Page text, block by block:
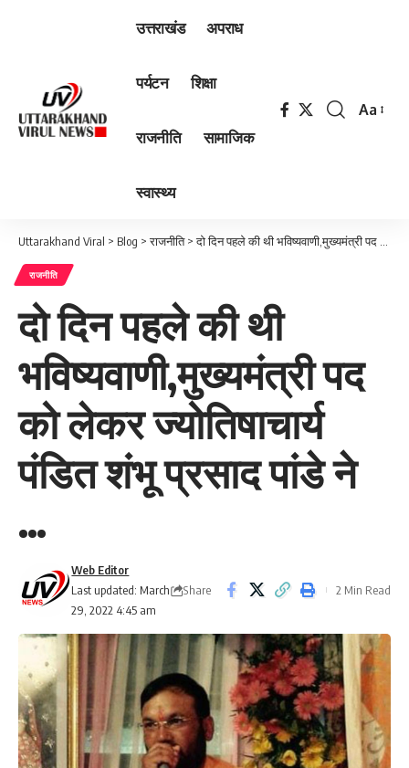
उत्तराखंड अपराध
पर्यटन शिक्षा
राजनीति सामाजिक
स्वास्थ्य
Font
Aa
Uttarakhand Viral > Blog >राजनीति>दो दिन पहले की थी भविष्यवाणी,मुख्यमंत्री पद को लेकर ज्योतिषाचार्य पंडित शंभू प्रसाद पांडे ने …
राजनीति
दो दिन पहले की थी
भविष्यवाणी,मुख्यमंत्री पद
को लेकर ज्योतिषाचार्य
पंडित शंभू प्रसाद पांडे ने
…
Last updated: March
29, 2022 4:45 am
Web Editor
Share
2 Min Read